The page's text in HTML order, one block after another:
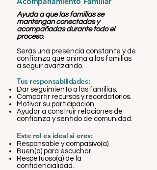
Ayuda a que las familias se
mantengan conectadas y
acompañadas durante todo el
proceso.
Serás una presencia constante y de
confianza que anima a las familias
a seguir avanzando.
Tus responsabilidades:
Dar seguimiento a las familias.
Compartir recursos y recordatorios.
Motivar su participación.
Ayudar a construir relaciones de
confianza y sentido de comunidad.
Este rol es ideal si eres:
Responsable y compasivo(a).
Buen(a) para escuchar.
Respetuoso(a) de la
confidencialidad.